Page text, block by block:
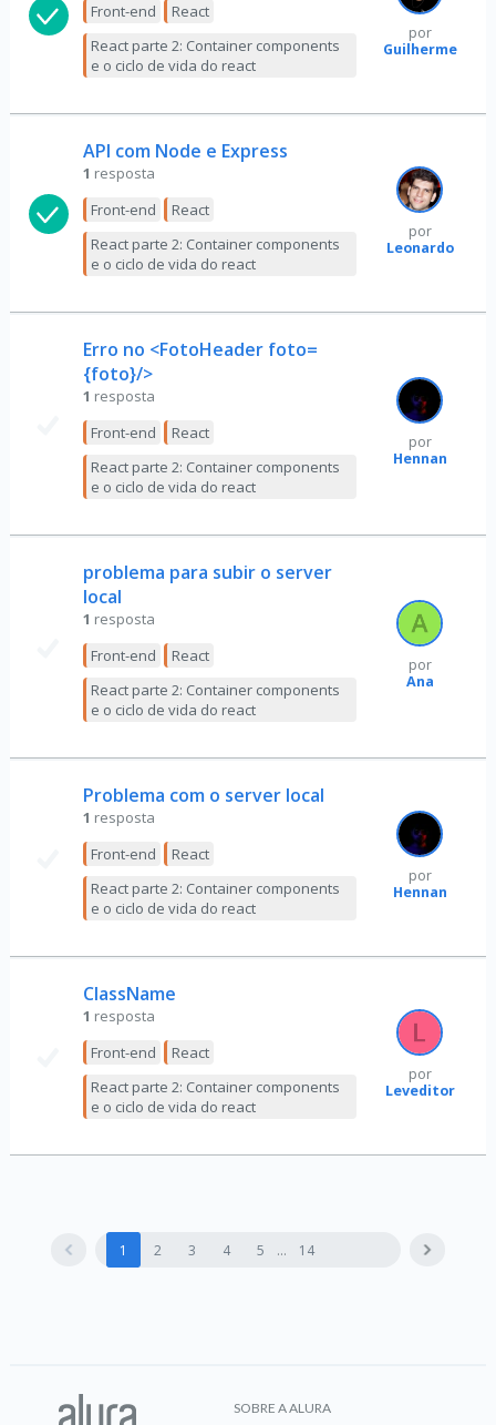
Front-end
React
React parte 2: Container components
e o ciclo de vida do react
por
Guilherme
API com Node e Express
1 resposta
Front-end
React
React parte 2: Container components
e o ciclo de vida do react
por
Leonardo
Erro no <FotoHeader foto=
{foto}/>
1 resposta
Front-end
React
React parte 2: Container components
e o ciclo de vida do react
por
Hennan
problema para subir o server
local
1 resposta
Front-end
React
React parte 2: Container components
e o ciclo de vida do react
por
Ana
Problema com o server local
1 resposta
Front-end
React
React parte 2: Container components
e o ciclo de vida do react
por
Hennan
ClassName
1 resposta
Front-end
React
React parte 2: Container components
e o ciclo de vida do react
por
Leveditor
1 2 3 4 5 14
SOBRE A ALURA